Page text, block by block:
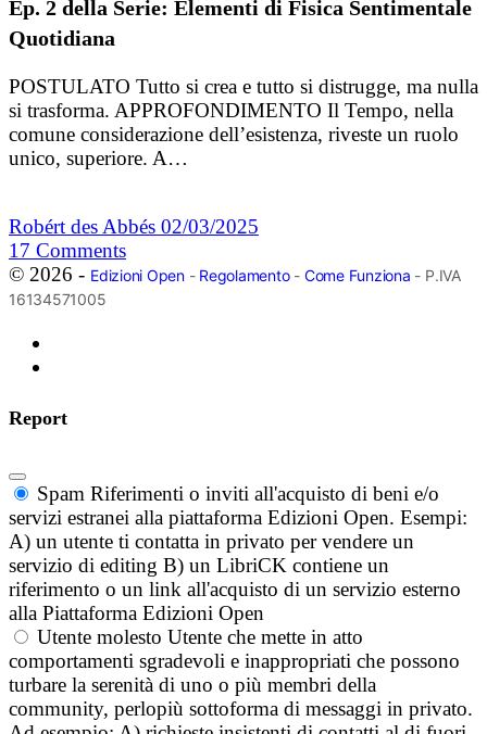
Ep. 2 della Serie: Elementi di Fisica Sentimentale
Quotidiana
POSTULATO Tutto si crea e tutto si distrugge, ma nulla
si trasforma. APPROFONDIMENTO Il Tempo, nella
comune considerazione dell’esistenza, riveste un ruolo
unico, superiore. A…
Robért des Abbés 02/03/2025
17 Comments
© 2026 - Edizioni Open- Regolamento- Come Funziona - P.IVA
16134571005
Report
Spam Riferimenti o inviti all'acquisto di beni e/o
servizi estranei alla piattaforma Edizioni Open. Esempi:
A) un utente ti contatta in privato per vendere un
servizio di editing B) un LibriCK contiene un
riferimento o un link all'acquisto di un servizio esterno
alla Piattaforma Edizioni Open
Utente molesto Utente che mette in atto
comportamenti sgradevoli e inappropriati che possono
turbare la serenità di uno o più membri della
community, perlopiù sottoforma di messaggi in privato.